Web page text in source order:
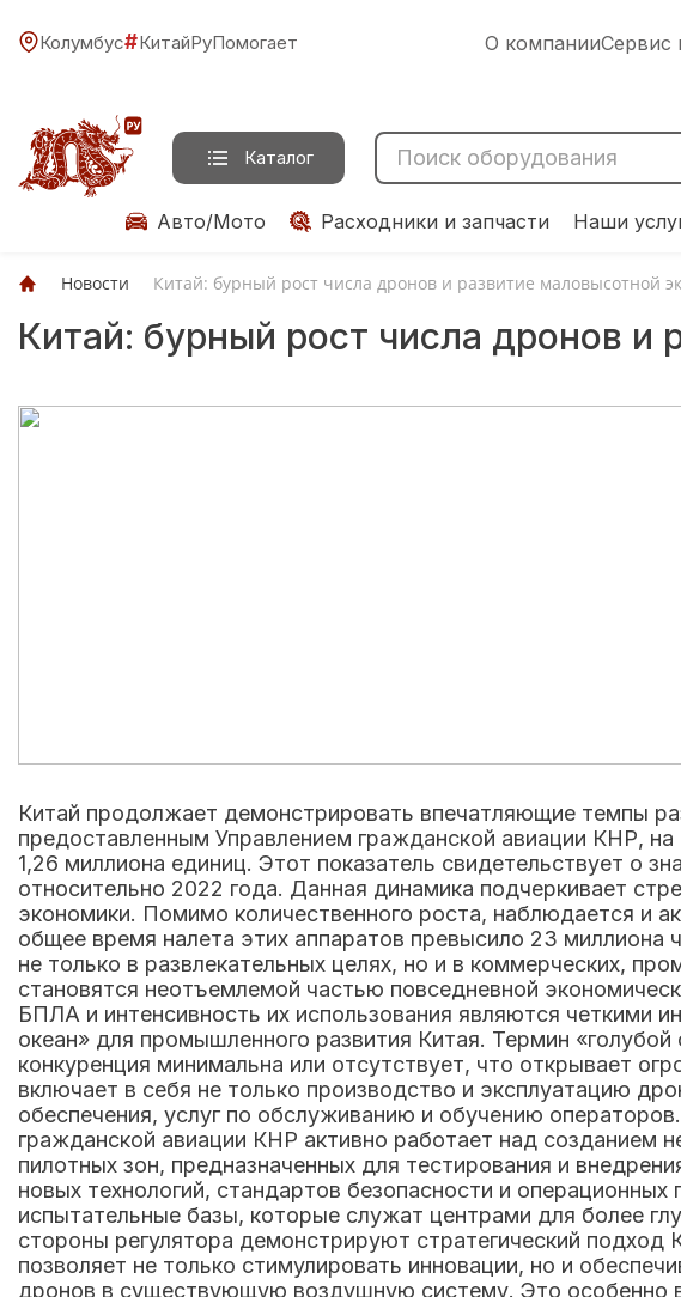
Колумбус#КитайРуПомогает О компанииСервис
Каталог
Авто/Мото Расходники и запчасти Наши
Новости Китай: бурный рост числа дронов и развитие маловысотной
Китай: бурный рост числа дронов и
Китай продолжает демонстрировать впечатляющие темпы
предоставленным Управлением гражданской авиации КНР,
1,26 миллиона единиц. Этот показатель свидетельствует о
относительно 2022 года. Данная динамика подчеркивает
экономики. Помимо количественного роста, наблюдается и
общее время налета этих аппаратов превысило 23
не только в развлекательных целях, но и в коммерческих,
становятся неотъемлемой частью повседневной
БПЛА и интенсивность их использования являются четкими
океан» для промышленного развития Китая. Термин
конкуренция минимальна или отсутствует, что открывает
включает в себя не только производство и эксплуатацию
обеспечения, услуг по обслуживанию и обучению
гражданской авиации КНР активно работает над созданием
пилотных зон, предназначенных для тестирования и
новых технологий, стандартов безопасности и
испытательные базы, которые служат центрами для более
стороны регулятора демонстрируют стратегический
позволяет не только стимулировать инновации, но и
дронов в существующую воздушную систему. Это особенно